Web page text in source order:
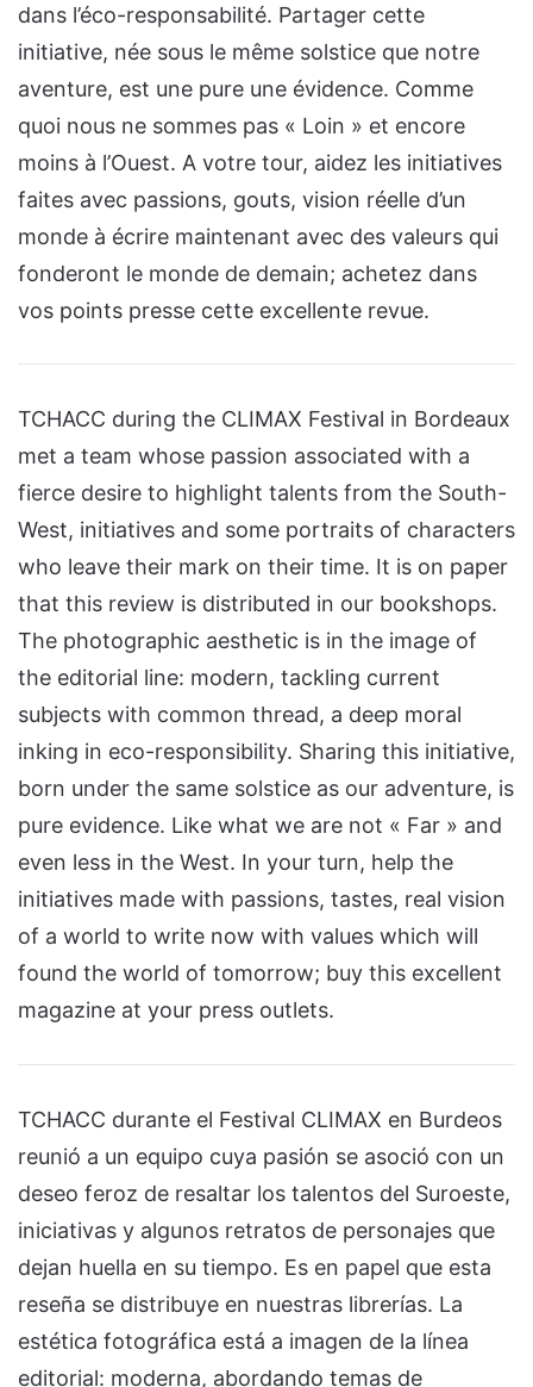
dans l’éco-responsabilité. Partager cette
initiative, née sous le même solstice que notre
aventure, est une pure une évidence. Comme
quoi nous ne sommes pas « Loin » et encore
moins à l’Ouest. A votre tour, aidez les initiatives
faites avec passions, gouts, vision réelle d’un
monde à écrire maintenant avec des valeurs qui
fonderont le monde de demain; achetez dans
vos points presse cette excellente revue.
TCHACC during the CLIMAX Festival in Bordeaux
met a team whose passion associated with a
fierce desire to highlight talents from the South-
West, initiatives and some portraits of characters
who leave their mark on their time. It is on paper
that this review is distributed in our bookshops.
The photographic aesthetic is in the image of
the editorial line: modern, tackling current
subjects with common thread, a deep moral
inking in eco-responsibility. Sharing this initiative,
born under the same solstice as our adventure, is
pure evidence. Like what we are not « Far » and
even less in the West. In your turn, help the
initiatives made with passions, tastes, real vision
of a world to write now with values which will
found the world of tomorrow; buy this excellent
magazine at your press outlets.
TCHACC durante el Festival CLIMAX en Burdeos
reunió a un equipo cuya pasión se asoció con un
deseo feroz de resaltar los talentos del Suroeste,
iniciativas y algunos retratos de personajes que
dejan huella en su tiempo. Es en papel que esta
reseña se distribuye en nuestras librerías. La
estética fotográfica está a imagen de la línea
editorial: moderna, abordando temas de